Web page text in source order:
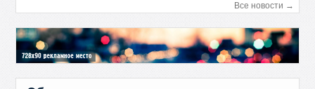
Все новости →